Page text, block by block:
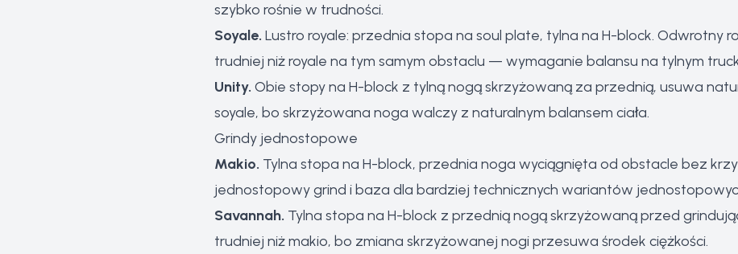
szybko rośnie w trudności.
Soyale. Lustro royale: przednia stopa na soul plate, tylna na H-block. Odwrotny
trudniej niż royale na tym samym obstaclu — wymaganie balansu na tylnym
Unity. Obie stopy na H-block z tylną nogą skrzyżowaną za przednią, usuwa
soyale, bo skrzyżowana noga walczy z naturalnym balansem ciała.
Grindy jednostopowe
Makio. Tylna stopa na H-block, przednia noga wyciągnięta od obstacle bez
jednostopowy grind i baza dla bardziej technicznych wariantów
Savannah. Tylna stopa na H-block z przednią nogą skrzyżowaną przed
trudniej niż makio, bo zmiana skrzyżowanej nogi przesuwa środek ciężkości.